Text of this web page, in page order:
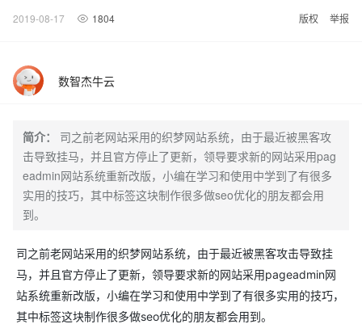
2019-08-17 1804 版权 举报
数智杰牛云
简介：
司之前老网站采用的织梦网站系统，由于最近被黑客攻
击导致挂马，并且官方停止了更新，领导要求新的网站采用pag
eadmin网站系统重新改版，小编在学习和使用中学到了有很多
实用的技巧，其中标签这块制作很多做seo优化的朋友都会用
到。
司之前老网站采用的织梦网站系统，由于最近被黑客攻击导致挂
马，并且官方停止了更新，领导要求新的网站采用pageadmin网
站系统重新改版，小编在学习和使用中学到了有很多实用的技巧，
其中标签这块制作很多做seo优化的朋友都会用到。